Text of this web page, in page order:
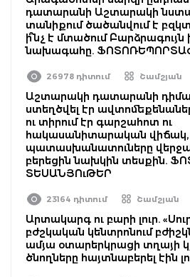
դատարանի Աշտարակի
տանիքում ծածանվում է
ի՞նչ է մտածում Բարձրագույն
նախագահը.
26978 դիտում Շամշյան
Աշտարակի դատարանի
ստեղծվել էր
ու տիրում էր գարշահոտ ու
հակասանիտարական վիճակ,
պատասխանատուները
բերեցին նախկին տեսքին.
ՏԵՍԱՆՅՈւԹԵՐ
23164 դիտում Շամշյան
Արտակարգ ու բարի լուր.
բժշկական կենտրոնում
ամյա օտարերկրացի տղայի
ծնողները հայտնաբերել էին